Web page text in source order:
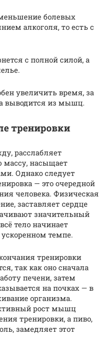
болевых
алкоголя, то есть с
с полной силой, а
увеличить время, за
выводится из мышц.
тренировки
расслабляет
насыщает
Однако следует
— это очередной
человека. Физическая
заставляет сердце
значительный
тело начинает
темпе.
тренировки
так как оно сначала
печени, затем
на почках — в
организма.
рост мышц
тренировки, а пиво,
замедляет этот